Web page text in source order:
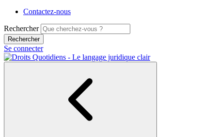
Contactez-nous
Rechercher
Se connecter